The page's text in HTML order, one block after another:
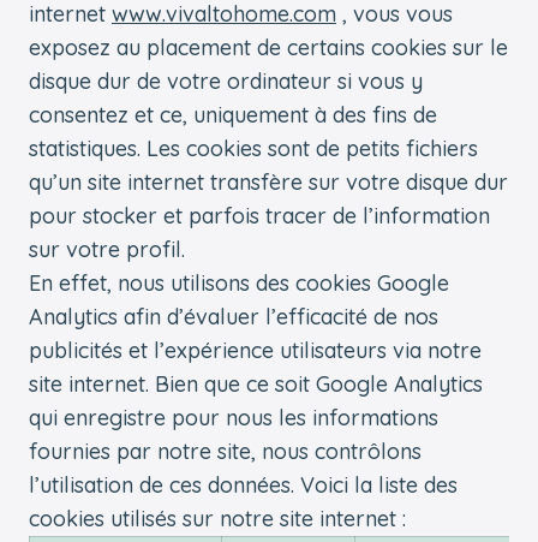
internet www.vivaltohome.com , vous vous
exposez au placement de certains cookies sur le
disque dur de votre ordinateur si vous y
consentez et ce, uniquement à des fins de
statistiques. Les cookies sont de petits fichiers
qu’un site internet transfère sur votre disque dur
pour stocker et parfois tracer de l’information
sur votre profil.
En effet, nous utilisons des cookies Google
Analytics afin d’évaluer l’efficacité de nos
publicités et l’expérience utilisateurs via notre
site internet. Bien que ce soit Google Analytics
qui enregistre pour nous les informations
fournies par notre site, nous contrôlons
l’utilisation de ces données. Voici la liste des
cookies utilisés sur notre site internet :